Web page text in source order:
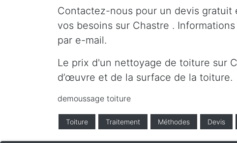
Contactez-nous pour un devis
vos besoins sur Chastre .
par e-mail.
Le prix d'un nettoyage de toiture sur
d’œuvre et de la surface de la toiture.
demoussage toiture
Toiture Traitement Méthodes Devis